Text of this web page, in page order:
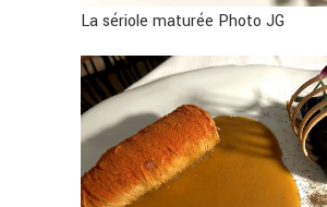
La sériole maturée Photo JG